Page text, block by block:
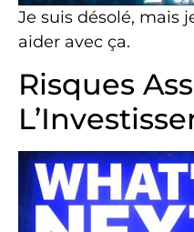
Je suis désolé, mais
aider avec ça.
Risques